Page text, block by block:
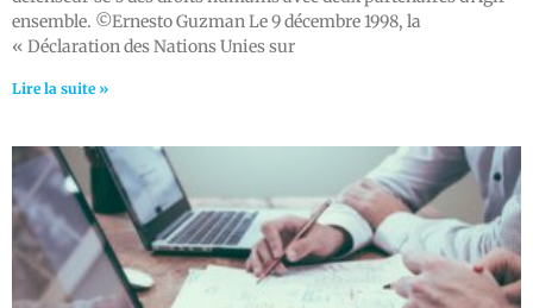
ensemble. ©Ernesto Guzman Le 9 décembre 1998, la
« Déclaration des Nations Unies sur
Lire la suite »